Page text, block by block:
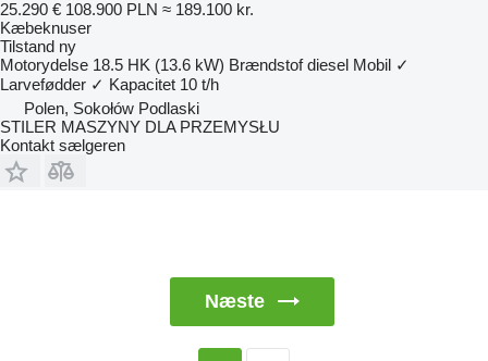
25.290 € 108.900 PLN ≈ 189.100 kr.
Kæbeknuser
Tilstand ny
Motorydelse 18.5 HK (13.6 kW) Brændstof diesel Mobil ✓
Larvefødder ✓ Kapacitet 10 t/h
Polen, Sokołów Podlaski
STILER MASZYNY DLA PRZEMYSŁU
Kontakt sælgeren
Næste